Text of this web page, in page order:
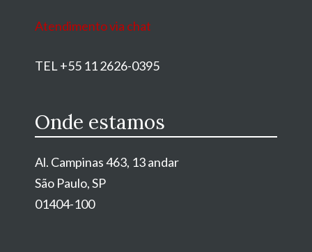
Atendimento via chat
TEL +55 11 2626-0395
Onde estamos
Al. Campinas 463, 13 andar
São Paulo, SP
01404-100